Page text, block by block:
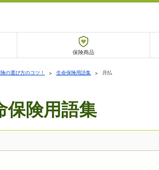
保険商品
の選び方のコツ！ 生命保険用語集 月払
保険用語集